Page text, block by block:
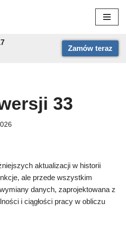
Zamów teraz
33
aktualizacji w historii
ale przede wszystkim
danych, zaprojektowana z
i ciągłości pracy w obliczu